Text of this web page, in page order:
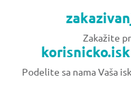
Zakažite
Podelite sa nama Vaša